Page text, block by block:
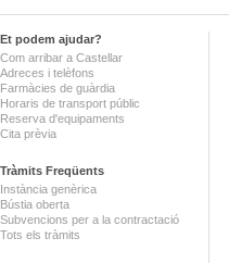
Et podem ajudar?
Com arribar a Castellar
Adreces i telèfons
Farmàcies de guàrdia
Horaris de transport públic
Reserva d'equipaments
Cita prèvia
Tràmits Freqüents
Instància genèrica
Bústia oberta
Subvencions per a la contractació
Tots els tràmits